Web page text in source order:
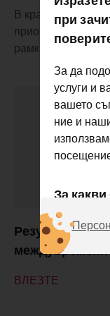
В края на нашата
приоритетите на
рамките на
Резултатите
ВЛЕЗТЕ
при
За да
услуги и
вашето
ние и
За